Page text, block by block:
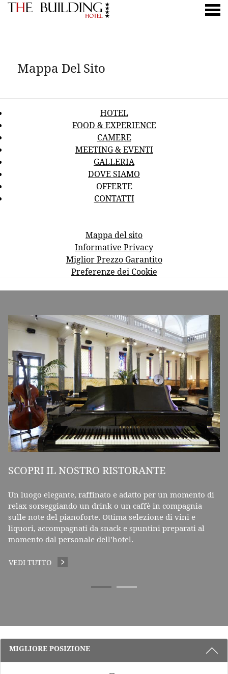
Mappa Del Sito
HOTEL
FOOD & EXPERIENCE
CAMERE
MEETING & EVENTI
GALLERIA
DOVE SIAMO
OFFERTE
CONTATTI
Mappa del sito
Informative Privacy
Miglior Prezzo Garantito
Preferenze dei Cookie
BANNERS
SCOPRI IL NOSTRO RISTORANTE
Un luogo elegante, raffinato e adatto per un momento di
relax sorseggiando un drink o un caffè in compagnia
sulle note del pianoforte. Ottima selezione di vini e
liquori, accompagnati da snack e spuntini preparati al
momento dal personale dell’hotel.
VEDI TUTTO SCOPRI IL NOSTRO RISTORANTE
3 RAGIONI PER PRENOTARE CON NOI
MIGLIORE POSIZIONE